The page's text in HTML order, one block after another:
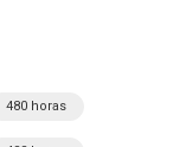
480 horas